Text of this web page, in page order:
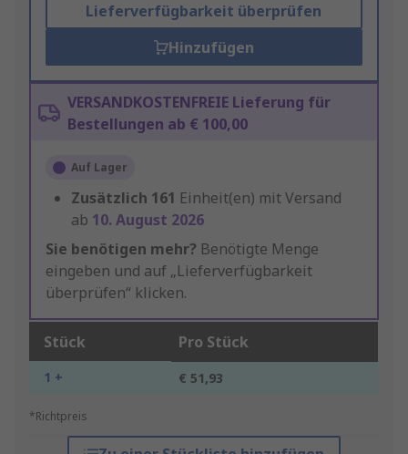
Lieferverfügbarkeit überprüfen
Hinzufügen
VERSANDKOSTENFREIE Lieferung für
Bestellungen ab € 100,00
Auf Lager
Zusätzlich 161 Einheit(en) mit Versand
ab 10. August 2026
Sie benötigen mehr? Benötigte Menge
eingeben und auf „Lieferverfügbarkeit
überprüfen“ klicken.
Stück Pro Stück
1 + € 51,93
*Richtpreis